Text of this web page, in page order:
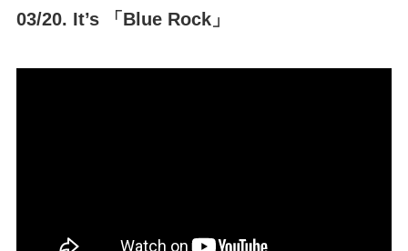
03/20. It’s 「Blue Rock」